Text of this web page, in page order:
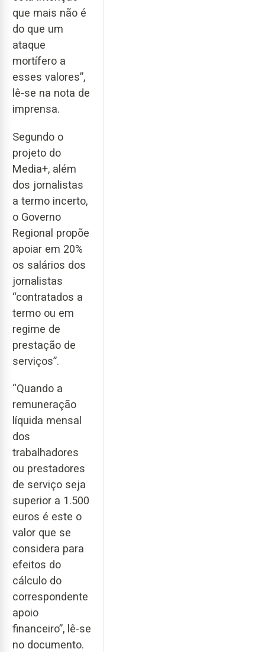
que mais não é
do que um
ataque
mortífero a
esses valores”,
lê-se na nota de
imprensa.
Segundo o
projeto do
Media+, além
dos jornalistas
a termo incerto,
o Governo
Regional propõe
apoiar em 20%
os salários dos
jornalistas
“contratados a
termo ou em
regime de
prestação de
serviços”.
“Quando a
remuneração
líquida mensal
dos
trabalhadores
ou prestadores
de serviço seja
superior a 1.500
euros é este o
valor que se
considera para
efeitos do
cálculo do
correspondente
apoio
financeiro”, lê-se
no documento.